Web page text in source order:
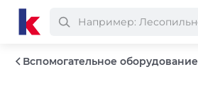
Вспомогательное оборудование